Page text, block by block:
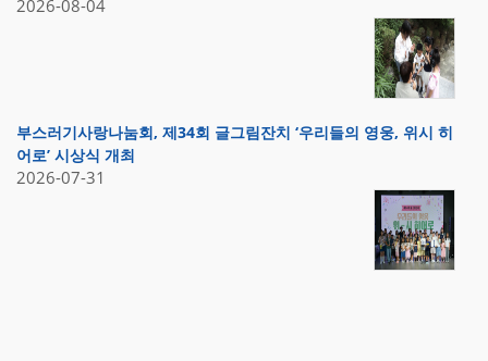
2026-08-04
부스러기사랑나눔회, 제34회 글그림잔치 ‘우리들의 영웅, 위시 히
어로’ 시상식 개최
2026-07-31